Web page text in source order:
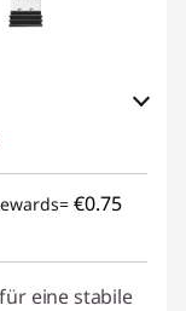
€0.75
eine stabile